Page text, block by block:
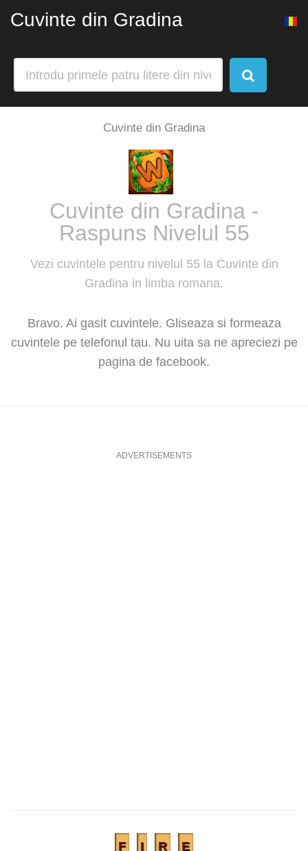
Cuvinte din Gradina
Cuvinte din Gradina
Cuvinte din Gradina -
Raspuns Nivelul 55
Vezi cuvintele pentru nivelul 55 la Cuvinte din
Gradina in limba romana.
Bravo. Ai gasit cuvintele. Gliseaza si formeaza
cuvintele pe telefonul tau. Nu uita sa ne apreciezi pe
pagina de facebook.
ADVERTISEMENTS
F I R E